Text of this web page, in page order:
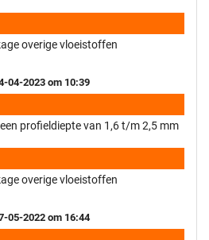
overige vloeistoffen
04-2023 om 10:39
profieldiepte van 1,6 t/m 2,5 mm
overige vloeistoffen
05-2022 om 16:44